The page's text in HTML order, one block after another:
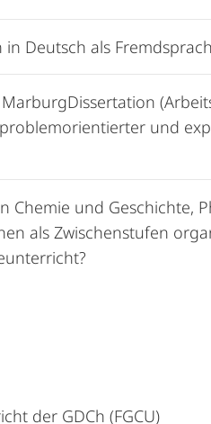
Deutsch als
und
Chemie und Geschichte,
als Zwischenstufen
der GDCh (FGCU)